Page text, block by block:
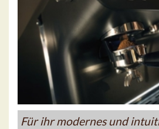
Für ihr modernes und